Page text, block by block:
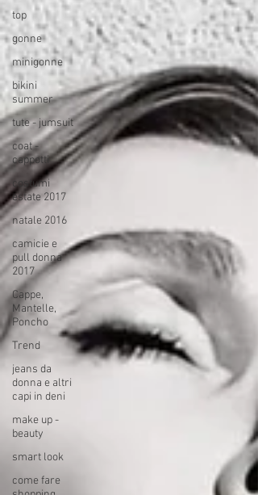
top
gonne
minigonne
bikini
summer
tute - jumsuit
coat -
cappotti
costumi
estate 2017
natale 2016
camicie e
pull donna
2017
Cappe,
Mantelle,
Poncho
Trend
jeans da
donna e altri
capi in deni
make up -
beauty
smart look
come fare